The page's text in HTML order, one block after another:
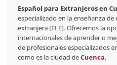
Español para Extranjeros en
especializado en la enseñanza
extranjera (ELE). Ofrecemos la
internacionales de aprender o
de profesionales especializados
como es la ciudad deCuenca.